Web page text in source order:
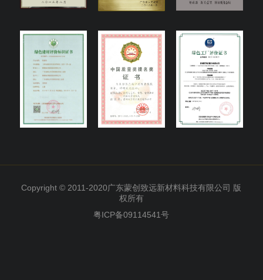
Copyright © 2011-2020广东蒙创致远新材料科技有限公司 版
权所有
粤ICP备09114541号